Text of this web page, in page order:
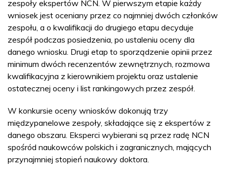
zespoły ekspertów NCN. W pierwszym etapie każdy
wniosek jest oceniany przez co najmniej dwóch członków
zespołu, a o kwalifikacji do drugiego etapu decyduje
zespół podczas posiedzenia, po ustaleniu oceny dla
danego wniosku. Drugi etap to sporządzenie opinii przez
minimum dwóch recenzentów zewnętrznych, rozmowa
kwalifikacyjna z kierownikiem projektu oraz ustalenie
ostatecznej oceny i list rankingowych przez zespół.
W konkursie oceny wniosków dokonują trzy
międzypanelowe zespoły, składające się z ekspertów z
danego obszaru. Eksperci wybierani są przez radę NCN
spośród naukowców polskich i zagranicznych, mających
przynajmniej stopień naukowy doktora.